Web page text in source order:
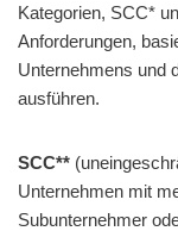
Kategorien, SCC*
Anforderungen,
Unternehmens und
ausführen.
SCC**
Unternehmen mit
Subunternehmer